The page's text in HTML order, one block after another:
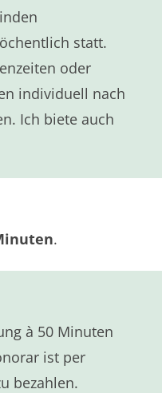
statt.
oder
individuell nach
Ich biete auch
.
à 50 Minuten
ist per
bezahlen.